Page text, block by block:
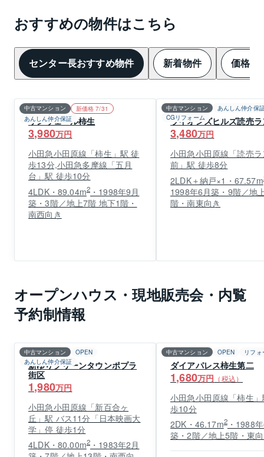
おすすめの物件はこちら
センター長おすすめ物件 新着物件 価格変
中古マンション
新価格 7/31
あんしん仲介保証
サンヴェール柿生
3,980万円
小田急小田原線「柿生」駅 徒
歩13分,小田急多摩線「五月
台」駅 徒歩10分
4LDK・89.04m2 ・1998年9月
築・3階／地上7階 地下1階・
南西向き
中古マンション
あんしん仲介保
CGリフォーム
ライオンズヒルズ読売
3,480万円
小田急小田原線「読売
前」駅 徒歩8分
2LDK＋納戸×1・67.57m
1998年6月築・9階／地
階・南東向き
オープンハウス・現地販売会・内覧
予約制情報
中古マンション
OPEN
あんしん仲介保証
新ゆりグリーンタウンポプラ
街区
1,980万円
小田急小田原線「新百合ヶ
丘」駅 バス11分「日本映画大
学」停 徒歩1分
4LDK・80.00m2 ・1983年2月
中古マンション OPEN リフォ
ダイアパレス柿生第二
1,680万円 （税込）
小田急小田原線「柿生
歩10分
2DK・46.17m2・1988
築・2階／地上5階・東